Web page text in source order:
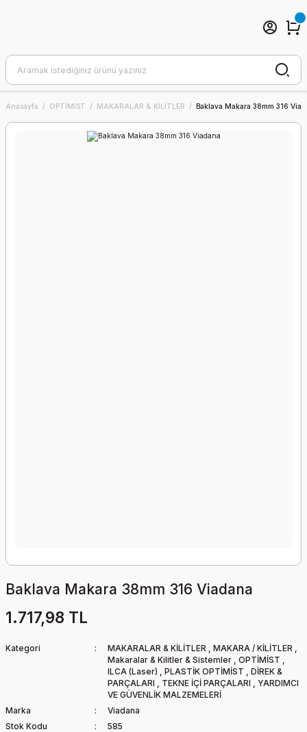
Anasayfa OPTİMİST MAKARALAR & KİLİTLER Baklava Makara 38mm 316
Baklava Makara 38mm 316 Viadana
1.717,98 TL
Kategori MAKARALAR & KİLİTLER , MAKARA / KİLİTLER ,
Makaralar & Kilitler & Sistemler , OPTİMİST ,
ILCA (Laser) , PLASTİK OPTİMİST , DİREK &
PARÇALARI , TEKNE İÇİ PARÇALARI , YARDIMCI
VE GÜVENLİK MALZEMELERİ
Marka
Viadana
Stok Kodu
585